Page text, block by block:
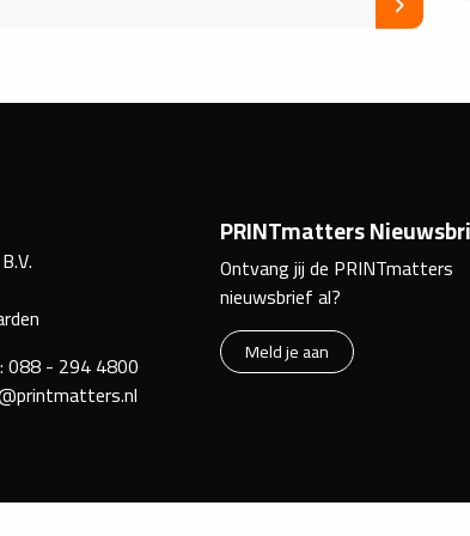
088 - 294 4800
PRINTmatters
Ontvang jij de PRINTmatters
nieuwsbrief al?
Meld je aan